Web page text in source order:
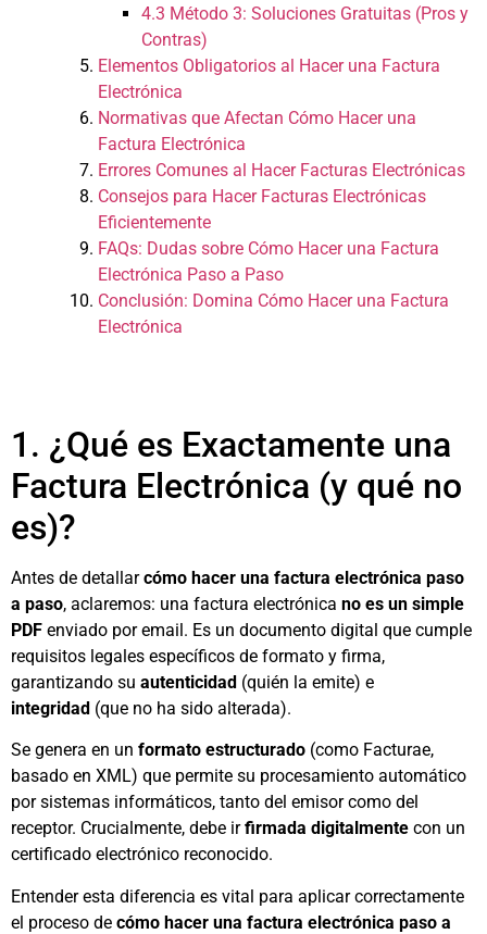
4.3 Método 3: Soluciones Gratuitas (Pros y
Contras)
Elementos Obligatorios al Hacer una Factura
Electrónica
Normativas que Afectan Cómo Hacer una
Factura Electrónica
Errores Comunes al Hacer Facturas Electrónicas
Consejos para Hacer Facturas Electrónicas
Eficientemente
FAQs: Dudas sobre Cómo Hacer una Factura
Electrónica Paso a Paso
Conclusión: Domina Cómo Hacer una Factura
Electrónica
1. ¿Qué es Exactamente una
Factura Electrónica (y qué no
es)?
Antes de detallarcómo hacer una factura electrónica paso
a paso, aclaremos: una factura electrónica no es un simple
PDF enviado por email. Es un documento digital que cumple
requisitos legales específicos de formato y firma,
garantizando su autenticidad (quién la emite) e
integridad (que no ha sido alterada).
Se genera en un formato estructurado (como Facturae,
basado en XML) que permite su procesamiento automático
por sistemas informáticos, tanto del emisor como del
receptor. Crucialmente, debe irfirmada digitalmente con un
certificado electrónico reconocido.
Entender esta diferencia es vital para aplicar correctamente
el proceso de cómo hacer una factura electrónica paso a